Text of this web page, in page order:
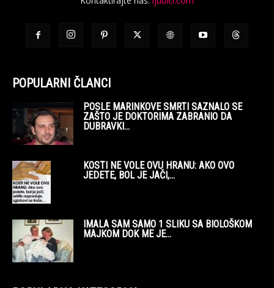
POPULARNI ČLANCI
POSLE MARINKOVE SMRTI SAZNALO SE
ZAŠTO JE DOKTORIMA ZABRANIO DA
DUBRAVKI...
KOSTI NE VOLE OVU HRANU: AKO OVO
JEDETE, BOL JE JAČI,...
IMALA SAM SAMO 1 SLIKU SA BIOLOŠKOM
MAJKOM DOK ME JE...